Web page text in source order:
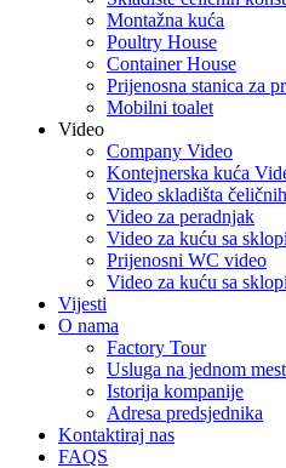
Montažna kuća
Poultry House
Container House
Prijenosna stanica za
Mobilni toalet
Video
Company Video
Kontejnerska kuća
Video skladišta
Video za peradnjak
Video za kuću sa
Prijenosni WC video
Video za kuću sa
Vijesti
O nama
Factory Tour
Usluga na jednom
Istorija kompanije
Adresa predsjednika
Kontaktiraj nas
FAQS